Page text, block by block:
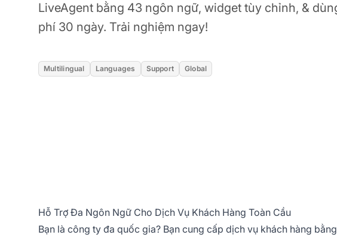
LiveAgent bằng 43 ngôn ngữ, widget tùy chỉnh, &
phí 30 ngày. Trải nghiệm ngay!
Multilingual Languages Support Global
Hỗ Trợ Đa Ngôn Ngữ Cho Dịch Vụ Khách Hàng Toàn Cầu
Bạn là công ty đa quốc gia? Bạn cung cấp dịch vụ khách hàng